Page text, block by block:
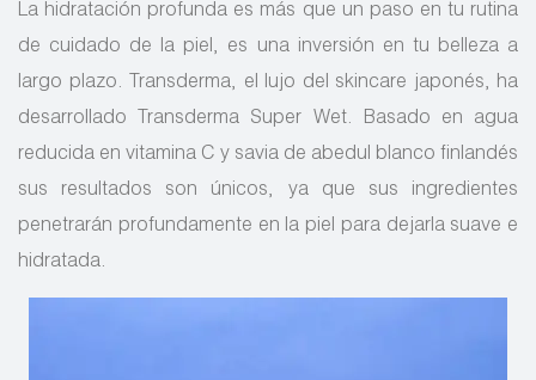
La hidratación profunda es más que un paso en tu rutina
de cuidado de la piel, es una inversión en tu belleza a
largo plazo. Transderma, el lujo del skincare japonés, ha
desarrollado Transderma Super Wet. Basado en agua
reducida en vitamina C y savia de abedul blanco finlandés
sus resultados son únicos, ya que sus ingredientes
penetrarán profundamente en la piel para dejarla suave e
hidratada.